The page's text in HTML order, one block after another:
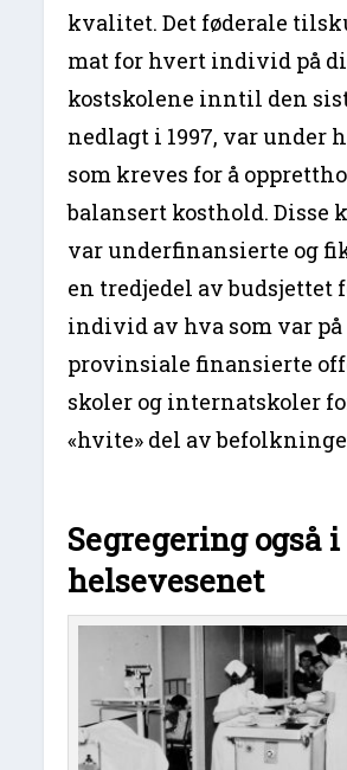
kvalitet. Det føderale
mat for hvert individ på
kostskolene inntil den
nedlagt i 1997, var under
som kreves for å
balansert kosthold. Disse
var underfinansierte og
en tredjedel av budsjettet
individ av hva som var på
provinsiale finansierte
skoler og internatskoler
«hvite» del av
Segregering også i
helsevesenet